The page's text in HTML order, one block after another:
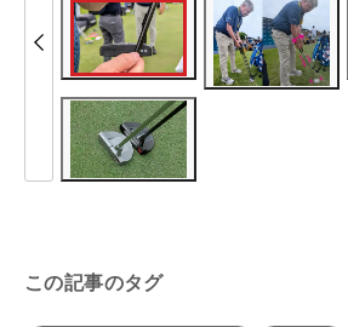
この記事のタグ